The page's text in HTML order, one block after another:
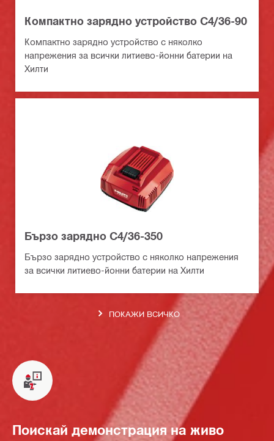
Компактно зарядно устройство C4/36-90
Компактно зарядно устройство с няколко
напрежения за всички литиево-йонни батерии на
Хилти
Бързо зарядно C4/36-350
Бързо зарядно устройство с няколко напрежения
за всички литиево-йонни батерии на Хилти
ПОКАЖИ ВСИЧКО
Поискай демонстрация на живо